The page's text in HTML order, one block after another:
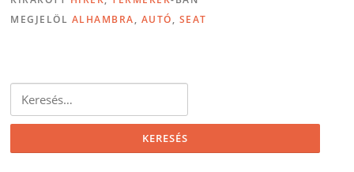
MEGJELÖL ALHAMBRA, AUTÓ, SEAT